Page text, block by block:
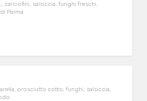
Parma
prosciutto cotto, funghi, salsiccia,